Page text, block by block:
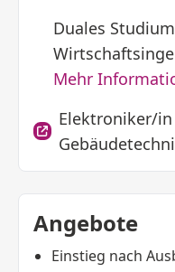
Duales Studium
Mehr
Elektroniker/in
Angebote
Einstieg nach